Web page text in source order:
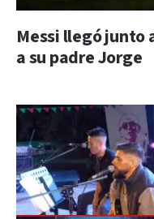
Messi llegó junto
a su padre Jorge